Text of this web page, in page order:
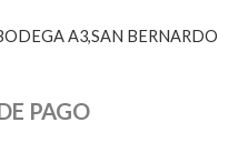
A3,SAN BERNARDO
PAGO